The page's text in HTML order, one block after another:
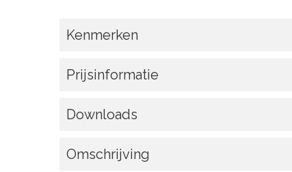
Kenmerken
Prijsinformatie
Downloads
Omschrijving